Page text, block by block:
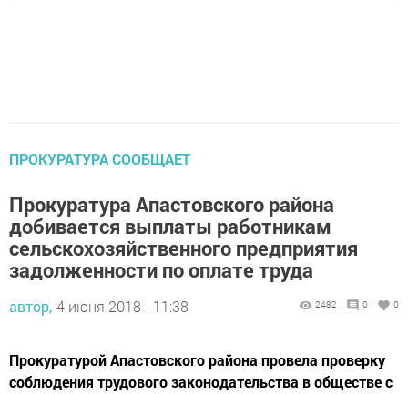
ПРОКУРАТУРА СООБЩАЕТ
Прокуратура Апастовского района
добивается выплаты работникам
сельскохозяйственного предприятия
задолженности по оплате труда
автор, 4 июня 2018 - 11:38 2482 0 0
Прокуратурой Апастовского района провела проверку
соблюдения трудового законодательства в обществе с